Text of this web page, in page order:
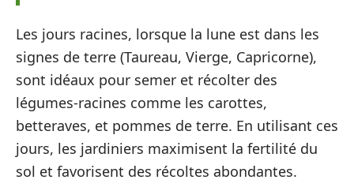
Les jours racines, lorsque la lune est dans les
signes de terre (Taureau, Vierge, Capricorne),
sont idéaux pour semer et récolter des
légumes-racines comme les carottes,
betteraves, et pommes de terre. En utilisant ces
jours, les jardiniers maximisent la fertilité du
sol et favorisent des récoltes abondantes.